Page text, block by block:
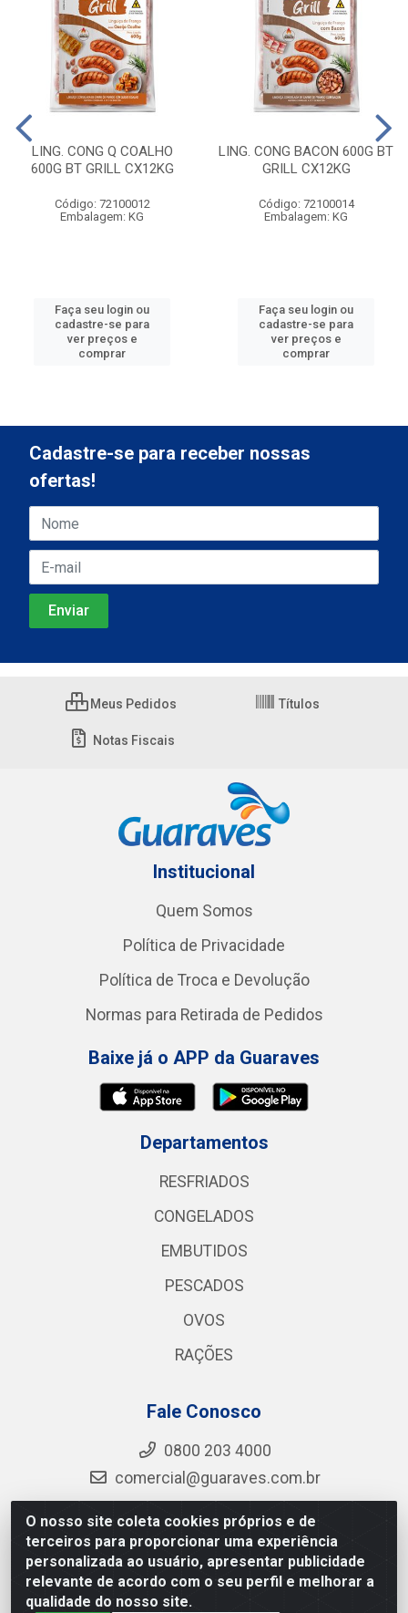
LING. CONG Q COALHO
600G BT GRILL CX12KG
Código: 72100012
Embalagem: KG
Faça seu login ou
cadastre-se para
ver preços e
comprar
LING. CONG BACON 600G BT
GRILL CX12KG
Código: 72100014
Embalagem: KG
Faça seu login ou
cadastre-se para
ver preços e
comprar
O nosso site coleta cookies próprios e de
terceiros para proporcionar uma experiência
personalizada ao usuário, apresentar publicidade
relevante de acordo com o seu perfil e melhorar a
qualidade do nosso site.
Cadastre-se para receber nossas
ofertas!
Meus Pedidos Títulos
Notas Fiscais
Institucional
Quem Somos
Política de Privacidade
Política de Troca e Devolução
Normas para Retirada de Pedidos
Baixe já o APP da Guaraves
Departamentos
RESFRIADOS
CONGELADOS
EMBUTIDOS
PESCADOS
OVOS
RAÇÕES
Fale Conosco
0800 203 4000
comercial@guaraves.com.br
Guaraves - PB 075 KM 2, S/N - Zona Rural, Guarabira/PB
- CEP 58.200-000 - CNPJ 12.727.145/0001-78